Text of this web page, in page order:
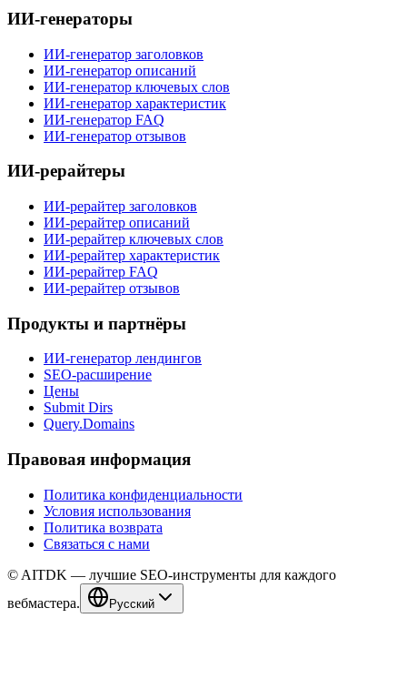
ИИ-генераторы
ИИ-генератор заголовков
ИИ-генератор описаний
ИИ-генератор ключевых слов
ИИ-генератор характеристик
ИИ-генератор FAQ
ИИ-генератор отзывов
ИИ-рерайтеры
ИИ-рерайтер заголовков
ИИ-рерайтер описаний
ИИ-рерайтер ключевых слов
ИИ-рерайтер характеристик
ИИ-рерайтер FAQ
ИИ-рерайтер отзывов
Продукты и партнёры
ИИ-генератор лендингов
SEO-расширение
Цены
Submit Dirs
Query.Domains
Правовая информация
Политика конфиденциальности
Условия использования
Политика возврата
Связаться с нами
© AITDK — лучшие SEO-инструменты для каждого
вебмастера.
Русский